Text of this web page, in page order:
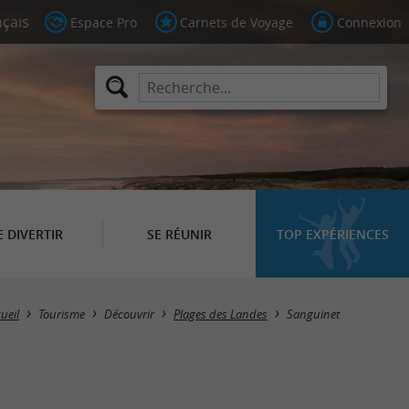
Espace Pro Carnets de Voyage Connexion
DIVERTIR SE RÉUNIR TOP EXPÉRIENCES
Masquer la carte
Tourisme Découvrir Plages des Landes Sanguinet